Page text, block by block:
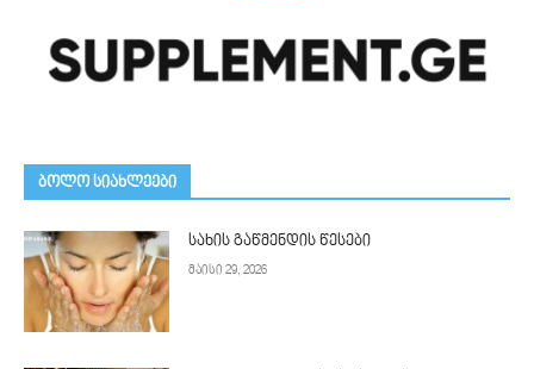
ᲑᲝᲚᲝ ᲡᲘᲐᲮᲚᲔᲔᲑᲘ
სახის გაწმენდის წესები
მაისი 29, 2026